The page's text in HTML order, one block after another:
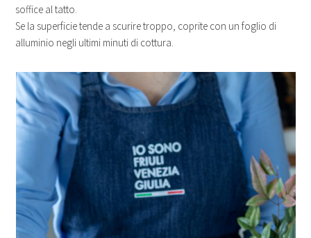
soffice al tatto.
Se la superficie tende a scurire troppo, coprite con un foglio di
alluminio negli ultimi minuti di cottura.